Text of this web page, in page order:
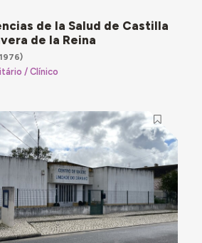
de la Salud de Castilla
de la Reina
/ Clínico